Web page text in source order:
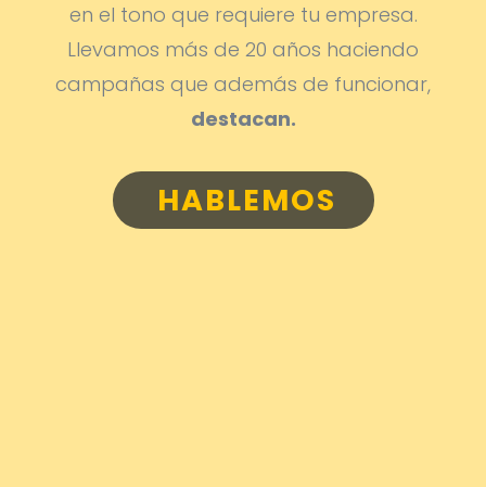
en el tono que requiere tu empresa.
Llevamos más de 20 años haciendo
campañas que además de funcionar,
destacan.
HABLEMOS